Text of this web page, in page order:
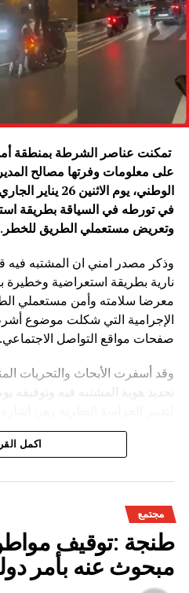
تمكنت عناصر الشرطة بمنطقة أمن
على معلومات وفرتها مصالح
الوطني، يوم
في تورطه في السياقة بطريقة
وتعريض مستعملي الطريق للخطر .
وذكر مصدر امني ان المشتبه فيه
نارية بطريقة استعراضية وخطيرة
معرضا سلامته وأمن مستعملي
الإجرامية التي شكلت موضوع
صفحات مواقع التواصل الاجتماعي.
وقد أسفرت الأبحاث والتحريات
تحديد هوية المشتبه فيه وتوقيفه
عليه النيابة العامة المختصة،
وملابسات وخلفيات هذه القضية،
اكمل
مجتمع
طنجة :توقيف
مبحوث عنه بأمر